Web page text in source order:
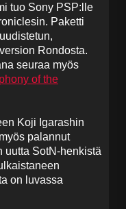
tuo Sony PSP:lle
Paketti
Rondosta.
seuraa myös
of the
Koji Igarashin
palannut
uutta SotN-henkistä
on luvassa